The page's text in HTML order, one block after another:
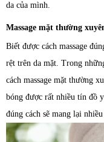
da của mình.
Massage mặt thường
Biết được cách massage
rệt trên da mặt. Trong
cách massage mặt thường
bóng được rất nhiều tín đồ
đúng cách sẽ mang lại